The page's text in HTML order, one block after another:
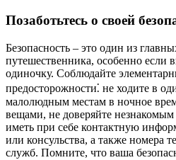
Позаботьтесь о своей
Безопасность – это один из
путешественника, особенно если
одиночку. Соблюдайте
предосторожности⁚ не ходите в
малолюдным местам в ночное
вещами, не доверяйте
иметь при себе контактную
или консульства, а также номера
служб. Помните, что ваша